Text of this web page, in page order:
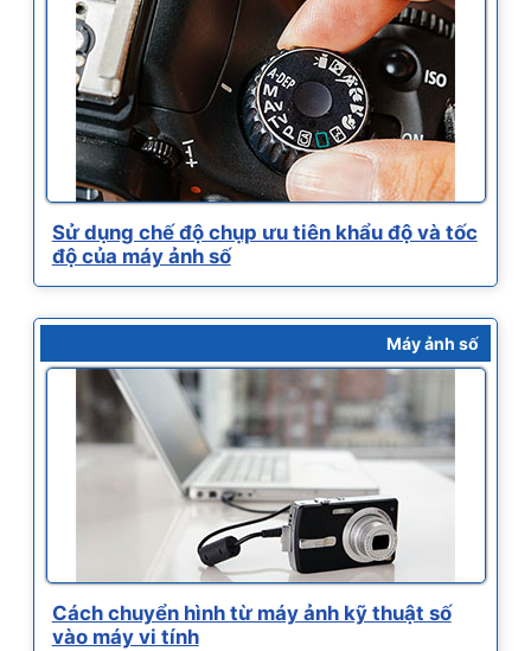
Sử dụng chế độ chụp ưu tiên khẩu độ và tốc
độ của máy ảnh số
Máy ảnh số
Cách chuyển hình từ máy ảnh kỹ thuật số
vào máy vi tính